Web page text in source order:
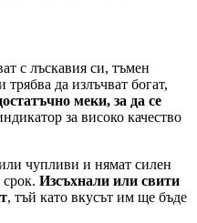
с лъскавия си, тъмен
да излъчват богат,
меки, за да се
за високо качество
чупливи и нямат силен
Изсъхнали или свити
, тъй като вкусът им ще бъде